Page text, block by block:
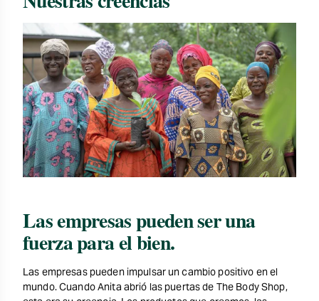
Las empresas pueden ser una
fuerza para el bien.
Las empresas pueden impulsar un cambio positivo en el
mundo. Cuando Anita abrió las puertas de The Body Shop,